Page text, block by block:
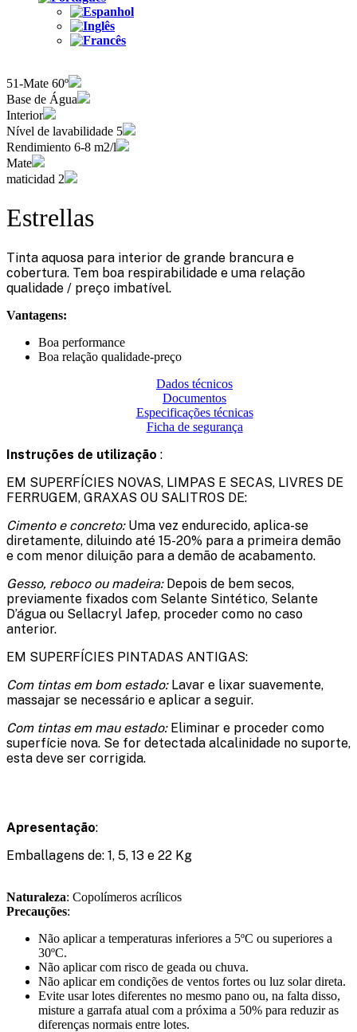
51-Mate 60º
Base de Água
Interior
Nível de lavabilidade 5
Rendimiento 6-8 m2/l
Mate
maticidad 2
Estrellas
Tinta aquosa para interior de grande brancura e
cobertura. Tem boa respirabilidade e uma relação
qualidade / preço imbatível.
Vantagens:
Boa performance
Boa relação qualidade-preço
Dados técnicos
Documentos
Especificações técnicas
Ficha de segurança
Instruções de utilização :
EM SUPERFÍCIES NOVAS, LIMPAS E SECAS, LIVRES DE
FERRUGEM, GRAXAS OU SALITROS DE:
Cimento e concreto:Uma vez endurecido, aplica-se
diretamente, diluindo até 15-20% para a primeira demão
e com menor diluição para a demão de acabamento.
Gesso, reboco ou madeira:Depois de bem secos,
previamente fixados com Selante Sintético, Selante
D’água ou Sellacryl Jafep, proceder como no caso
anterior.
EM SUPERFÍCIES PINTADAS ANTIGAS:
Com tintas em bom estado:Lavar e lixar suavemente,
massajar se necessário e aplicar a seguir.
Com tintas em mau estado:Eliminar e proceder como
superfície nova. Se for detectada alcalinidade no suporte,
esta deve ser corrigida.
Apresentação:
Emballagens de: 1, 5, 13 e 22 Kg
Naturaleza: Copolímeros acrílicos
Precauções:
Não aplicar a temperaturas inferiores a 5ºC ou superiores a
30ºC.
Não aplicar com risco de geada ou chuva.
Não aplicar em condições de ventos fortes ou luz solar direta.
Evite usar lotes diferentes no mesmo pano ou, na falta disso,
misture a garrafa atual com a próxima a 50% para reduzir as
diferenças normais entre lotes.